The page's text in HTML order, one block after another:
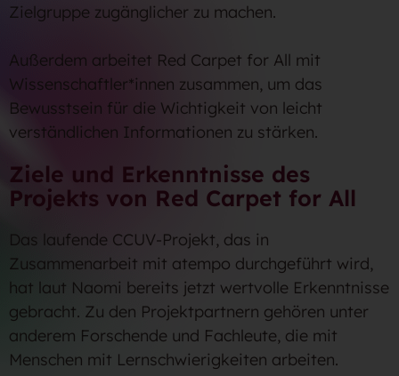
Zielgruppe zugänglicher zu machen.
Außerdem arbeitet Red Carpet for All mit
Wissenschaftler*innen zusammen, um das
Bewusstsein für die Wichtigkeit von leicht
verständlichen Informationen zu stärken.
Ziele und Erkenntnisse des
Projekts von Red Carpet for All
Das laufende CCUV-Projekt, das in
Zusammenarbeit mit atempo durchgeführt wird,
hat laut Naomi bereits jetzt wertvolle Erkenntnisse
gebracht. Zu den Projektpartnern gehören unter
anderem Forschende und Fachleute, die mit
Menschen mit Lernschwierigkeiten arbeiten.